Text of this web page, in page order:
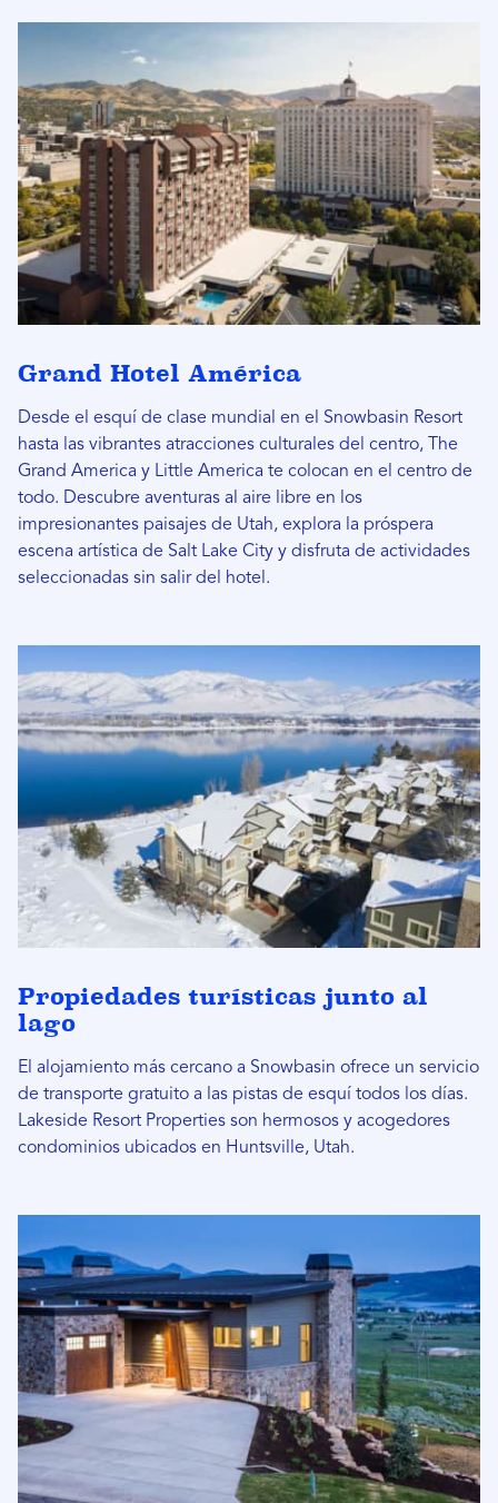
Grand Hotel América
Desde el esquí de clase mundial en el Snowbasin Resort
hasta las vibrantes atracciones culturales del centro, The
Grand America y Little America te colocan en el centro de
todo. Descubre aventuras al aire libre en los
impresionantes paisajes de Utah, explora la próspera
escena artística de Salt Lake City y disfruta de actividades
seleccionadas sin salir del hotel.
Propiedades turísticas junto al
lago
El alojamiento más cercano a Snowbasin ofrece un servicio
de transporte gratuito a las pistas de esquí todos los días.
Lakeside Resort Properties son hermosos y acogedores
condominios ubicados en Huntsville, Utah.